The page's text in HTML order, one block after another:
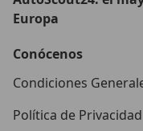
Europa
Conócenos
Condiciones
Política de Privacidad